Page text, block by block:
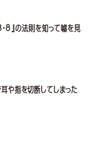
8』の法則を知って嘘を見
や指を切断してしまった